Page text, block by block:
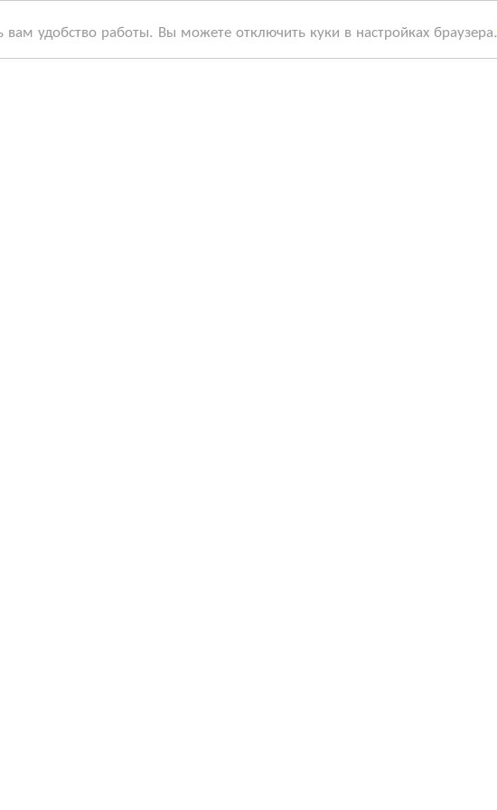
удобство работы. Вы можете отключить куки в настройках браузера.